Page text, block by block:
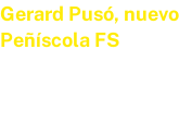
Gerard Pusó,
Peñíscola FS